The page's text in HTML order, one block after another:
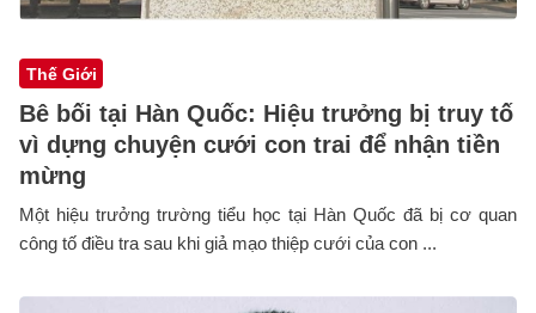
Thế Giới
Bê bối tại Hàn Quốc: Hiệu trưởng bị truy tố
vì dựng chuyện cưới con trai để nhận tiền
mừng
Một hiệu trưởng trường tiểu học tại Hàn Quốc đã bị cơ quan
công tố điều tra sau khi giả mạo thiệp cưới của con ...